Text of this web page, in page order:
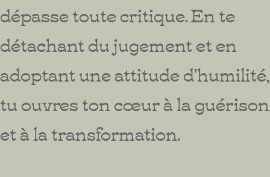
dépasse toute critique. En te
détachant du jugement et en
adoptant une attitude d'humilité,
tu ouvres ton cœur à la guérison
et à la transformation.